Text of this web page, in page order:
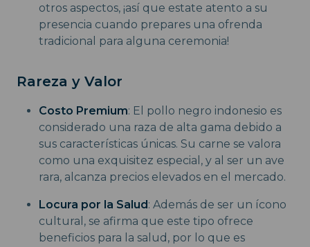
otros aspectos, ¡así que estate atento a su
presencia cuando prepares una ofrenda
tradicional para alguna ceremonia!
Rareza y Valor
Costo Premium: El pollo negro indonesio es
considerado una raza de alta gama debido a
sus características únicas. Su carne se valora
como una exquisitez especial, y al ser un ave
rara, alcanza precios elevados en el mercado.
Locura por la Salud: Además de ser un ícono
cultural, se afirma que este tipo ofrece
beneficios para la salud, por lo que es